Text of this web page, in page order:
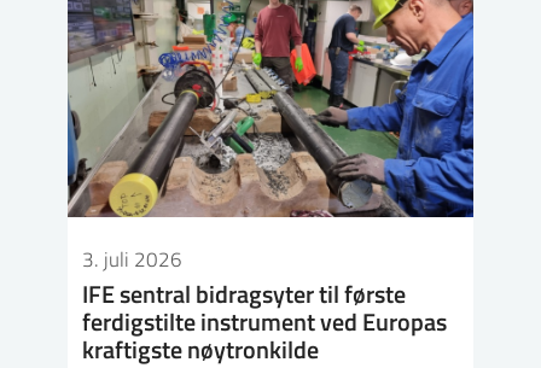
3. juli 2026
IFE sentral bidragsyter til første
ferdigstilte instrument ved Europas
kraftigste nøytronkilde